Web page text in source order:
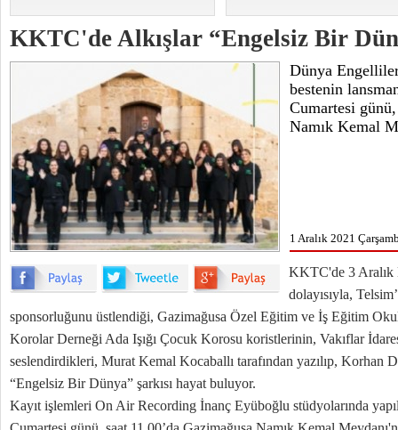
KKTC'de Alkışlar “Engelsiz Bir
Dünya
bestenin
Cumartesi
Namık Kemal
1 Aralık 2021
KKTC'de 3 Aralık
dolayısıyla,
sponsorluğunu üstlendiği, Gazimağusa Özel Eğitim ve İş Eğitim
Korolar Derneği Ada Işığı Çocuk Korosu koristlerinin, Vakıflar
seslendirdikleri, Murat Kemal Kocaballı tarafından yazılıp, Korhan
“Engelsiz Bir Dünya” şarkısı hayat buluyor.
Kayıt işlemleri On Air Recording İnanç Eyüboğlu stüdyolarında